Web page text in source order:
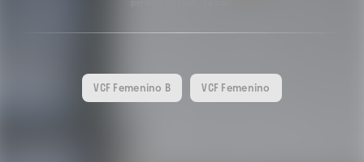
VCF Femenino B VCF Femenino